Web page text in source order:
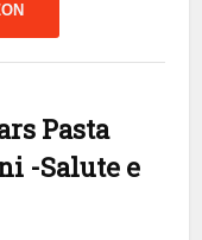
Pasta
-Salute e